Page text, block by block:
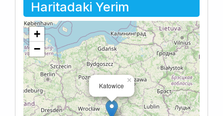
Haritadaki Yerim
Katowice
×
+
−